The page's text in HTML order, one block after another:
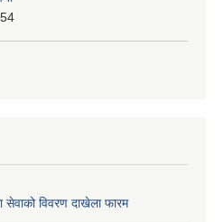
सेवाको विवरण दाखेला फारम